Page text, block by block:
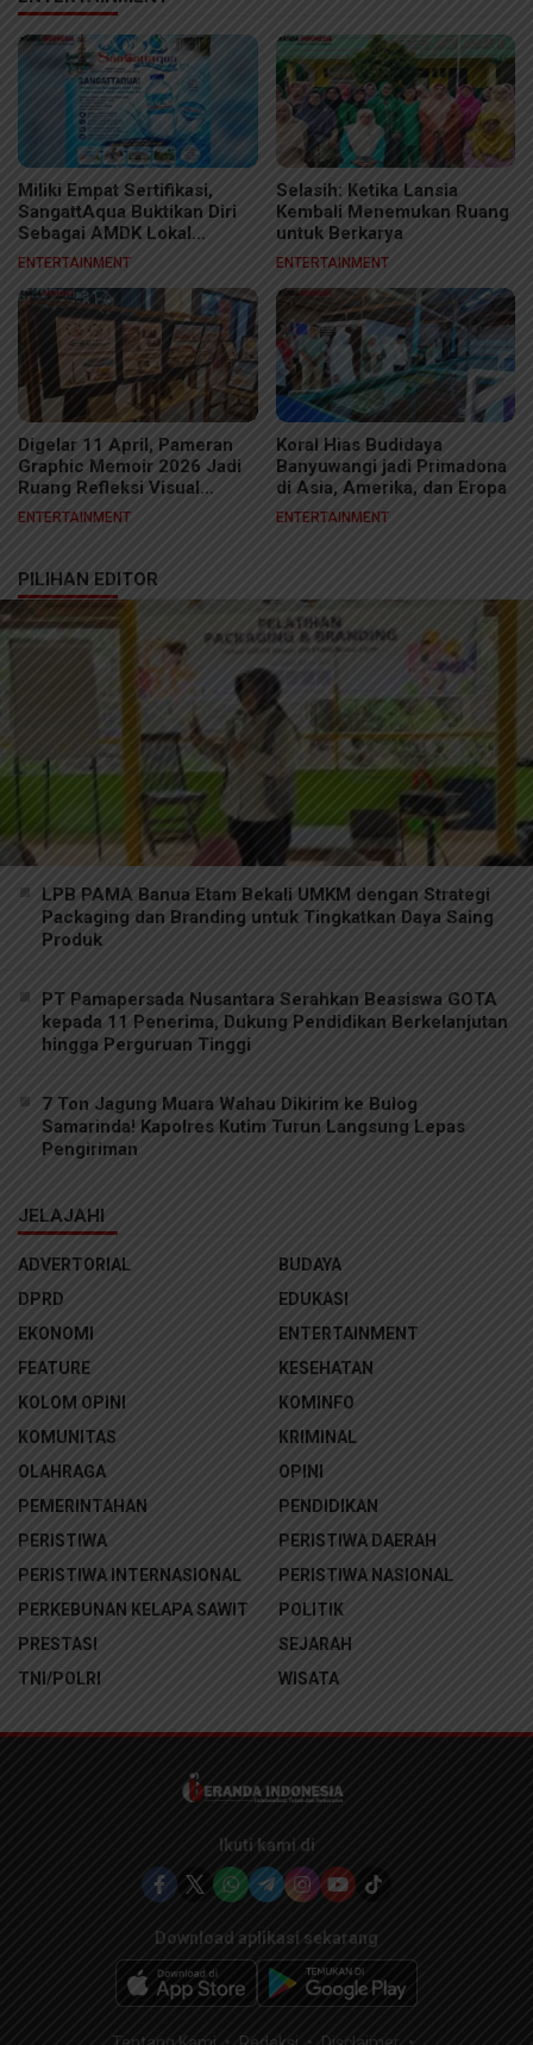
Miliki Empat Sertifikasi,
SangattAqua Buktikan Diri
Sebagai AMDK Lokal
Berkelas
ENTERTAINMENT
Selasih: Ketika Lansia
Kembali Menemukan Ruang
untuk Berkarya
ENTERTAINMENT
Digelar 11 April, Pameran
Graphic Memoir 2026 Jadi
Ruang Refleksi Visual
Kreator Samarinda
ENTERTAINMENT
Koral Hias Budidaya
Banyuwangi jadi Primadona
di Asia, Amerika, dan Eropa
ENTERTAINMENT
PILIHAN EDITOR
LPB PAMA Banua Etam Bekali UMKM dengan Strategi
Packaging dan Branding untuk Tingkatkan Daya Saing
Produk
PT Pamapersada Nusantara Serahkan Beasiswa GOTA
kepada 11 Penerima, Dukung Pendidikan Berkelanjutan
hingga Perguruan Tinggi
7 Ton Jagung Muara Wahau Dikirim ke Bulog
Samarinda! Kapolres Kutim Turun Langsung Lepas
Pengiriman
JELAJAHI
ADVERTORIAL
BUDAYA
DPRD
EDUKASI
EKONOMI
ENTERTAINMENT
FEATURE
KESEHATAN
KOLOM OPINI
KOMINFO
KOMUNITAS
KRIMINAL
OLAHRAGA
OPINI
PEMERINTAHAN
PENDIDIKAN
PERISTIWA
PERISTIWA DAERAH
PERISTIWA INTERNASIONAL
PERISTIWA NASIONAL
PERKEBUNAN KELAPA SAWIT
POLITIK
PRESTASI
SEJARAH
TNI/POLRI
WISATA
Ikuti kami di
Download aplikasi sekarang